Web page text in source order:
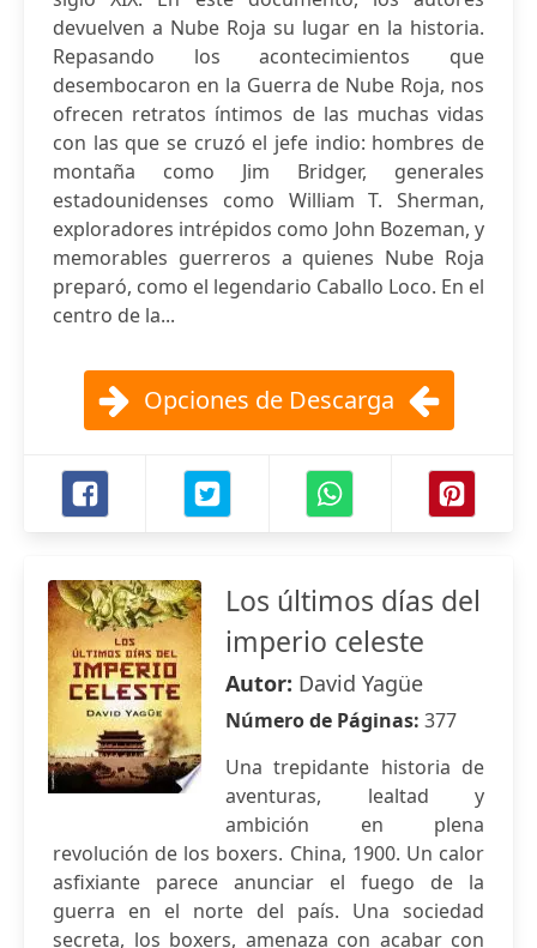
devuelven a Nube Roja su lugar en la historia.
Repasando los acontecimientos que
desembocaron en la Guerra de Nube Roja, nos
ofrecen retratos íntimos de las muchas vidas
con las que se cruzó el jefe indio: hombres de
montaña como Jim Bridger, generales
estadounidenses como William T. Sherman,
exploradores intrépidos como John Bozeman, y
memorables guerreros a quienes Nube Roja
preparó, como el legendario Caballo Loco. En el
centro de la...
Opciones de Descarga
Los últimos días del
imperio celeste
Autor: David Yagüe
Número de Páginas: 377
Una trepidante historia de
aventuras, lealtad y
ambición en plena
revolución de los boxers. China, 1900. Un calor
asfixiante parece anunciar el fuego de la
guerra en el norte del país. Una sociedad
secreta, los boxers, amenaza con acabar con